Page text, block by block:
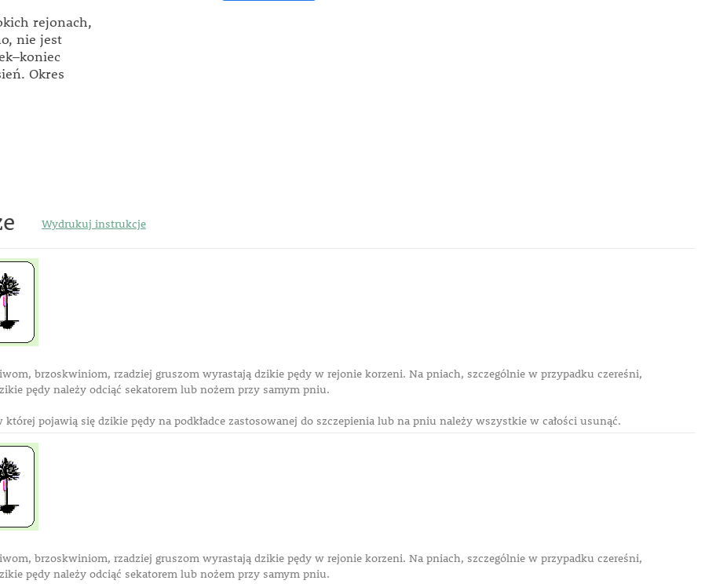
rejonach,
nie jest
Okres
Wydrukuj instrukcje
brzoskwiniom, rzadziej gruszom wyrastają dzikie pędy w rejonie korzeni. Na pniach, szczególnie w przypadku czereśni,
pędy należy odciąć sekatorem lub nożem przy samym pniu.
pojawią się dzikie pędy na podkładce zastosowanej do szczepienia lub na pniu należy wszystkie w całości usunąć.
brzoskwiniom, rzadziej gruszom wyrastają dzikie pędy w rejonie korzeni. Na pniach, szczególnie w przypadku czereśni,
pędy należy odciąć sekatorem lub nożem przy samym pniu.